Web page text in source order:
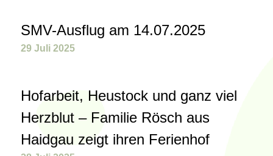
SMV-Ausflug am 14.07.2025
29 Juli 2025
Hofarbeit, Heustock und ganz viel
Herzblut – Familie Rösch aus
Haidgau zeigt ihren Ferienhof